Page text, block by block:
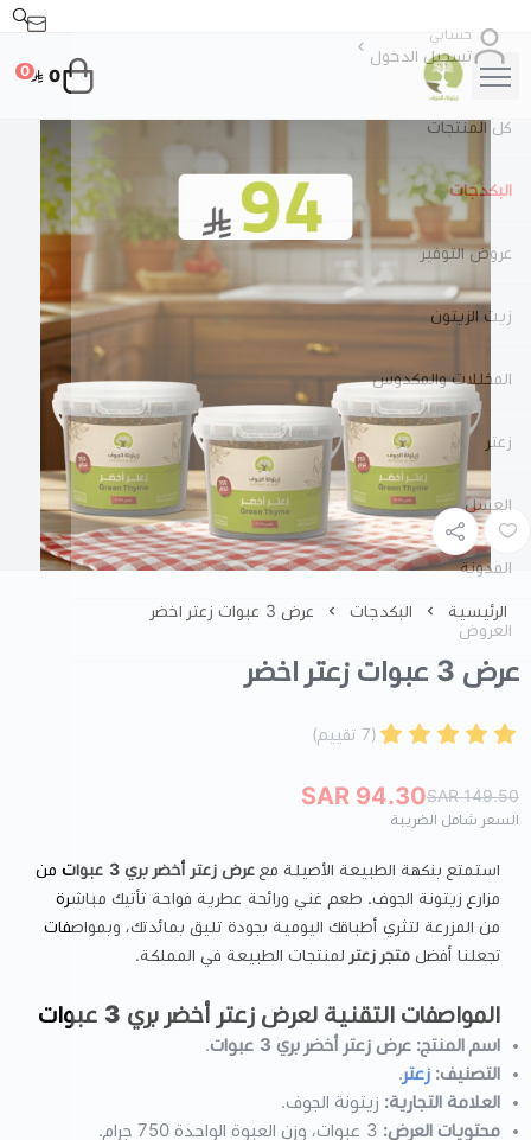
زيتونة الجوف
0 0
حسابي
تسجيل الدخول
كل المنتجات
البكدجات
عروض التوفير
زيت الزيتون
المخللات والمكدوس
زعتر
العسل
المدونة
العروض
الرئيسية البكدجات عرض 3 عبوات زعتر اخضر
عرض 3 عبوات زعتر اخضر
(7 تقييم)
149.50 SAR
94.30 SAR
السعر شامل الضريبة
استمتع بنكهة الطبيعة الأصيلة مع عرض زعتر أخضر بري 3 عبوات
من
مزارع زيتونة الجوف. طعم غني ورائحة عطرية فواحة تأتيك مباشرة
من المزرعة لتثري أطباقك اليومية بجودة تليق بمائدتك، وبمواصفات
تجعلنا أفضل متجر زعتر لمنتجات الطبيعة في المملكة.
المواصفات التقنية لعرض زعتر أخضر بري 3 عبوات
اسم المنتج: عرض زعتر أخضر بري 3 عبوات
.
التصنيف: زعتر.
العلامة التجارية: زيتونة الجوف.
محتويات العرض: